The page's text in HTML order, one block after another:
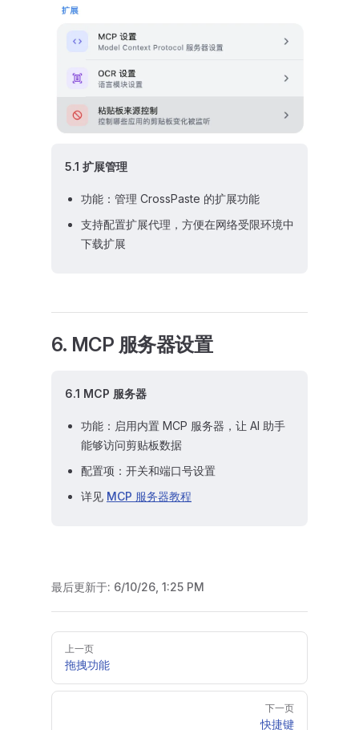
5.1 扩展管理
功能：管理 CrossPaste 的扩展功能
支持配置扩展代理，方便在网络受限环境中
下载扩展
6. MCP 服务器设置
6.1 MCP 服务器
功能：启用内置 MCP 服务器，让 AI 助手
能够访问剪贴板数据
配置项：开关和端口号设置
详见 MCP 服务器教程
最后更新于: 6/10/26, 1:25 PM
Pager
上一页
拖拽功能
下一页
快捷键